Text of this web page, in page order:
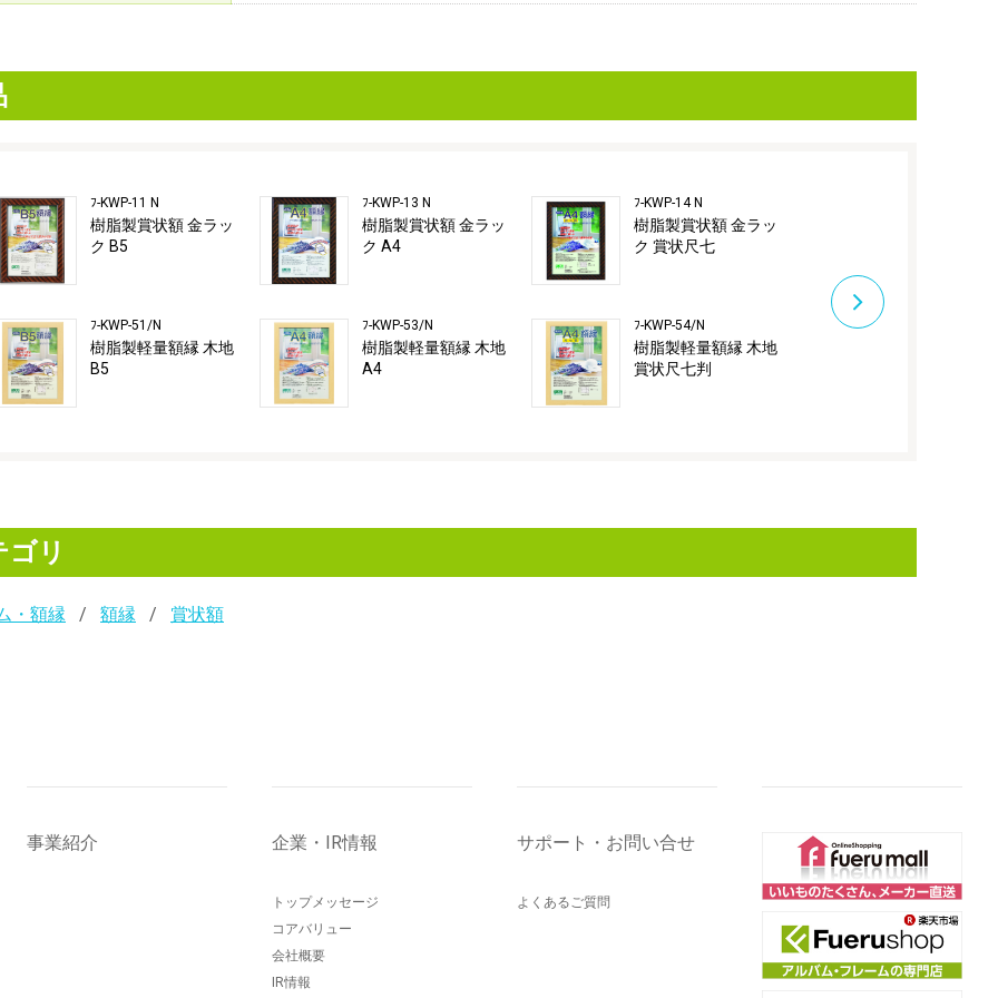
ﾌ-KWP-11 N
樹脂製賞状額 金ラッ
ク B5
ﾌ-KWP-51/N
樹脂製軽量額縁 木地
B5
ﾌ-KWP-13 N
樹脂製賞状額 金ラッ
ク A4
ﾌ-KWP-53/N
樹脂製軽量額縁 木地
A4
ﾌ-KWP-14 N
樹脂製賞状額 金ラッ
ク 賞状尺七
ﾌ-KWP-54/N
樹脂製軽量額縁 木地
賞状尺七判
リ
・額縁 額縁 賞状額
事業紹介 企業・IR情報
トップメッセージ
コアバリュー
会社概要
IR情報
サポート・お問い合せ
よくあるご質問